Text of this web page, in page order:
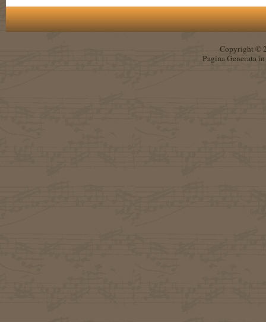
Copyright ©
Pagina Generata